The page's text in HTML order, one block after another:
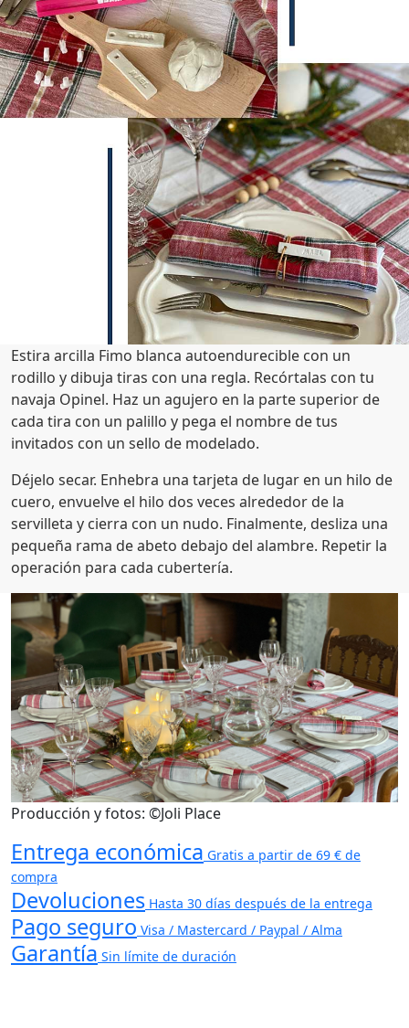
Estira arcilla Fimo blanca autoendurecible con un
rodillo y dibuja tiras con una regla. Recórtalas con tu
navaja Opinel. Haz un agujero en la parte superior de
cada tira con un palillo y pega el nombre de tus
invitados con un sello de modelado.
Déjelo secar. Enhebra una tarjeta de lugar en un hilo de
cuero, envuelve el hilo dos veces alrededor de la
servilleta y cierra con un nudo. Finalmente, desliza una
pequeña rama de abeto debajo del alambre. Repetir la
operación para cada cubertería.
Producción y fotos: ©Joli Place
Entrega económica Gratis a partir de 69 € de
compra
Devoluciones Hasta 30 días después de la entrega
Pago seguro Visa / Mastercard / Paypal / Alma
Garantía Sin límite de duración